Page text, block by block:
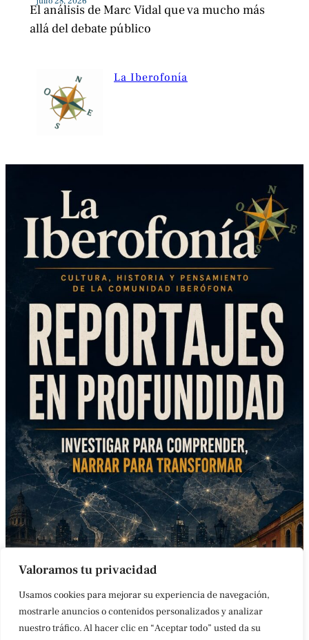
Valoramos tu privacidad
Usamos cookies para mejorar su experiencia de navegación,
mostrarle anuncios o contenidos personalizados y analizar
nuestro tráfico. Al hacer clic en “Aceptar todo” usted da su
El análisis de Marc Vidal que va mucho más
allá del debate público
La Iberofonía